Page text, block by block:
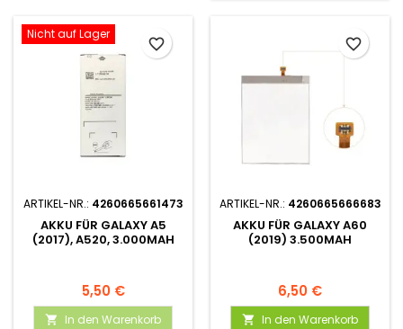
Nicht auf Lager
ARTIKEL-NR.: 4260665661473
AKKU FÜR GALAXY A5
(2017), A520, 3.000MAH
5,50 €
 In den Warenkorb
favorite_border
ARTIKEL-NR.: 4260665666683
AKKU FÜR GALAXY A60
(2019) 3.500MAH
6,50 €
 In den Warenkorb
favorite_border